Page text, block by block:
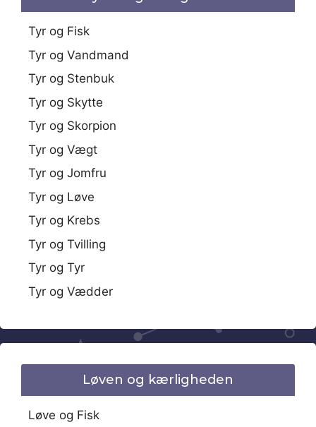
Tyr og Fisk
Tyr og Vandmand
Tyr og Stenbuk
Tyr og Skytte
Tyr og Skorpion
Tyr og Vægt
Tyr og Jomfru
Tyr og Løve
Tyr og Krebs
Tyr og Tvilling
Tyr og Tyr
Tyr og Vædder
Løven og kærligheden
Løve og Fisk